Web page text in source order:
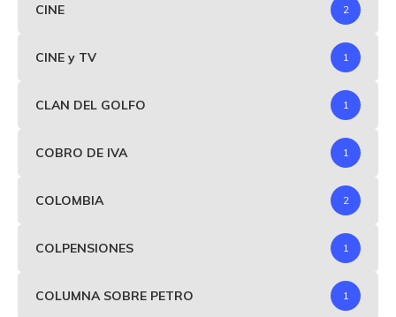
CINE 2
CINE y TV 1
CLAN DEL GOLFO 1
COBRO DE IVA 1
COLOMBIA 2
COLPENSIONES 1
COLUMNA SOBRE PETRO 1